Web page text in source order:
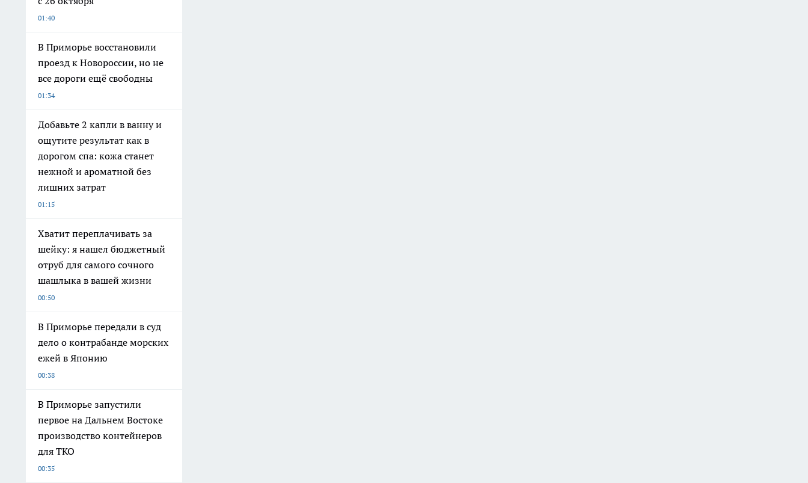
01:40
В Приморье восстановили
проезд к Новороссии, но не
все дороги ещё свободны
01:34
Добавьте 2 капли в ванну и
ощутите результат как в
дорогом спа: кожа станет
нежной и ароматной без
лишних затрат
01:15
Хватит переплачивать за
шейку: я нашел бюджетный
отруб для самого сочного
шашлыка в вашей жизни
00:50
В Приморье передали в суд
дело о контрабанде морских
ежей в Японию
00:38
В Приморье запустили
первое на Дальнем Востоке
производство контейнеров
для ТКО
00:35